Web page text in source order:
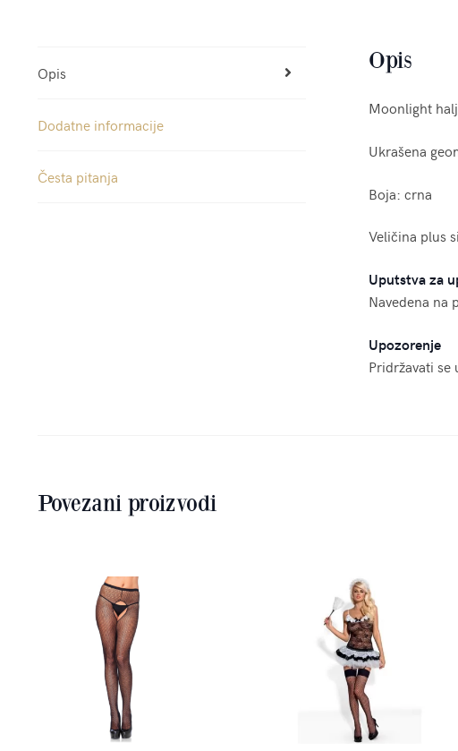
Opis
Dodatne informacije
Česta pitanja
Opis
Moonlight
Ukrašena
Boja: crna
Veličina plus
Uputstva za
Navedena na
Upozorenje
Pridržavati
Povezani proizvodi